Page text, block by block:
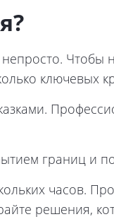
Чтобы
ключевых
границ и
часов.
решения,